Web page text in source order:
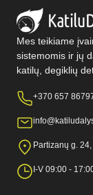
Mes teikiame
sistemomis ir jų
katilų, degiklių
+370 657
Partizanų g.
I-V 09:00 -